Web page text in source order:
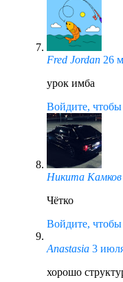
Fred Jordan 26
урок имба
Войдите, чтобы
Никита Камков
Чётко
Войдите, чтобы
Anastasia 3
хорошо